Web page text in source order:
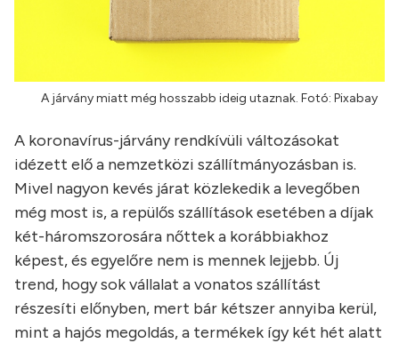
A járvány miatt még hosszabb ideig utaznak. Fotó: Pixabay
A koronavírus-járvány rendkívüli változásokat
idézett elő a nemzetközi szállítmányozásban is.
Mivel nagyon kevés járat közlekedik a levegőben
még most is, a repülős szállítások esetében a díjak
két-háromszorosára nőttek a korábbiakhoz
képest, és egyelőre nem is mennek lejjebb. Új
trend, hogy sok vállalat a vonatos szállítást
részesíti előnyben, mert bár kétszer annyiba kerül,
mint a hajós megoldás, a termékek így két hét alatt